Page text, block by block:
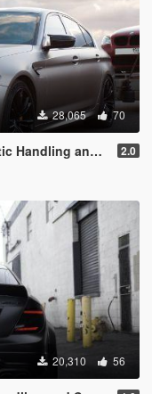
28,065 70
and Sound 2.0
20,310 56